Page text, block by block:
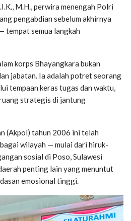
M.H., perwira menengah Polri
pengabdian sebelum akhirnya
tempat semua langkah
korps Bhayangkara bukan
jabatan. Ia adalah potret seorang
tempaan keras tugas dan waktu,
strategis di jantung
(Akpol) tahun 2006 ini telah
wilayah — mulai dari hiruk-
sosial di Poso, Sulawesi
penting lain yang menuntut
emosional tinggi.